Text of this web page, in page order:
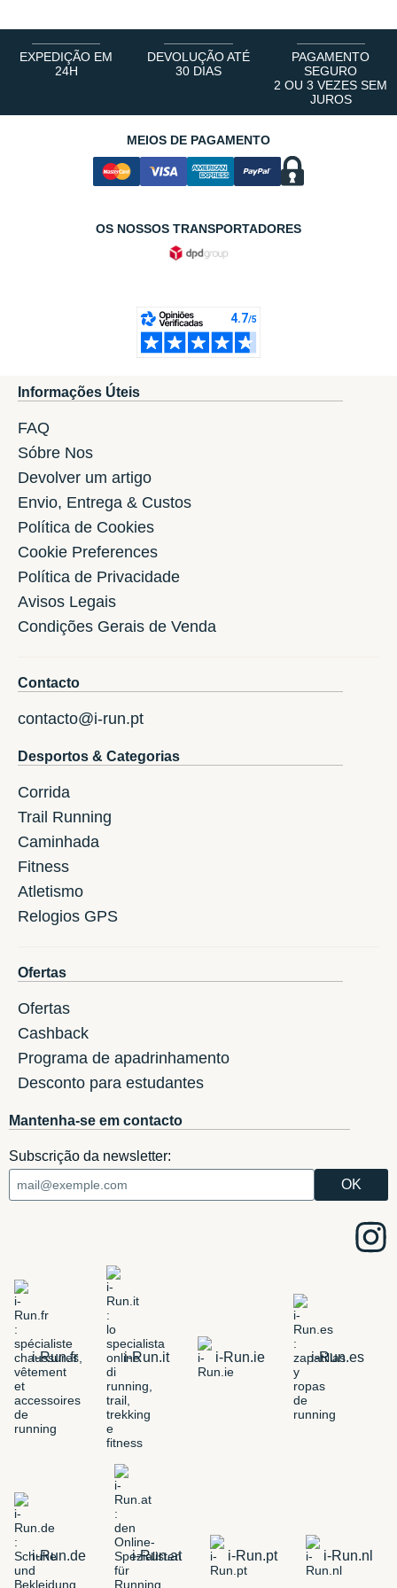
EXPEDIÇÃO EM
24H
DEVOLUÇÃO ATÉ
30 DIAS
PAGAMENTO
SEGURO
2 OU 3 VEZES SEM
JUROS
MEIOS DE PAGAMENTO
OS NOSSOS TRANSPORTADORES
Informações Úteis
FAQ
Sóbre Nos
Devolver um artigo
Envio, Entrega & Custos
Política de Cookies
Cookie Preferences
Política de Privacidade
Avisos Legais
Condições Gerais de Venda
Contacto
contacto@i-run.pt
Desportos & Categorias
Corrida
Trail Running
Caminhada
Fitness
Atletismo
Relogios GPS
Ofertas
Ofertas
Cashback
Programa de apadrinhamento
Desconto para estudantes
Mantenha-se em contacto
Subscrição da newsletter:
i-Run.fr i-Run.it i-Run.ie i-Run.es
i-Run.de i-Run.at i-Run.pt i-Run.nl